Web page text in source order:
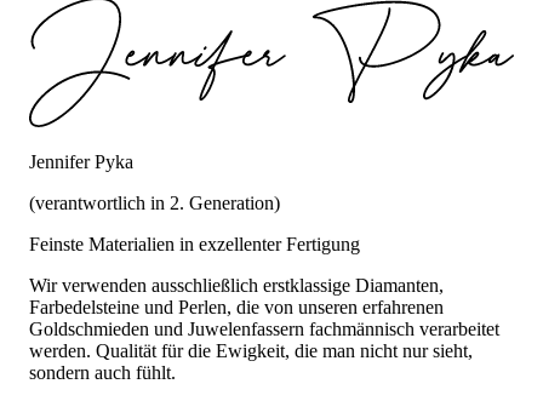
Jennifer Pyka
(verantwortlich in 2. Generation)
Feinste Materialien in exzellenter Fertigung
Wir verwenden ausschließlich erstklassige Diamanten,
Farbedelsteine und Perlen, die von unseren erfahrenen
Goldschmieden und Juwelenfassern fachmännisch verarbeitet
werden. Qualität für die Ewigkeit, die man nicht nur sieht,
sondern auch fühlt.